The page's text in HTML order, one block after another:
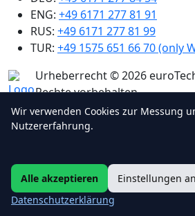
ENG: +49 6171 277 81 91
RUS: +49 6171 277 81 99
TUR: +49 1575 651 66 70 (only
Urheberrecht © 2026
Rechte vorbehalten.
Wir verwenden Cookies zur Messung
Nutzererfahrung.
Alle akzeptieren
Einstellungen
Datenschutzerklärung